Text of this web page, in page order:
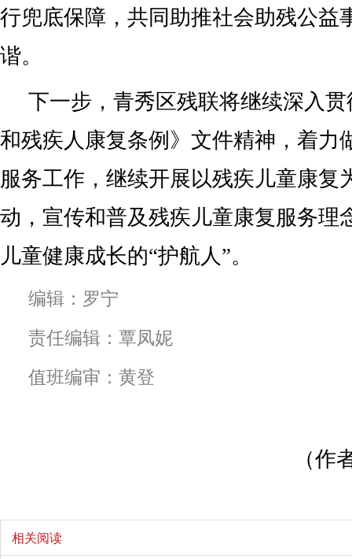
行兜底保障，共同助推社会助残公益
谐。
下一步，青秀区残联将继续深入
和残疾人康复条例》文件精神，着力
服务工作，继续开展以残疾儿童康复
动，宣传和普及残疾儿童康复服务理
儿童健康成长的“护航人”。
编辑：罗宁
责任编辑：覃凤妮
值班编审：黄登
（作
相关阅读